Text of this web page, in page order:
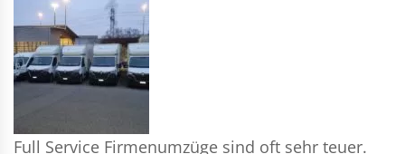
Full Service Firmenumzüge sind oft sehr teuer.